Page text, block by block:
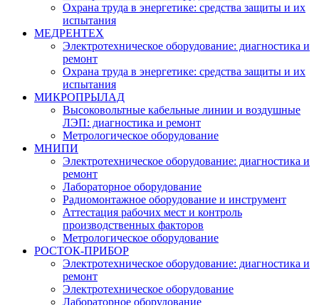
Охрана труда в энергетике: средства защиты и их
испытания
МЕДРЕНТЕХ
Электротехническое оборудование: диагностика и
ремонт
Охрана труда в энергетике: средства защиты и их
испытания
МИКРОПРЫЛАД
Высоковольтные кабельные линии и воздушные
ЛЭП: диагностика и ремонт
Метрологическое оборудование
МНИПИ
Электротехническое оборудование: диагностика и
ремонт
Лабораторное оборудование
Радиомонтажное оборудование и инструмент
Аттестация рабочих мест и контроль
производственных факторов
Метрологическое оборудование
РОСТОК-ПРИБОР
Электротехническое оборудование: диагностика и
ремонт
Электротехническое оборудование
Лабораторное оборудование